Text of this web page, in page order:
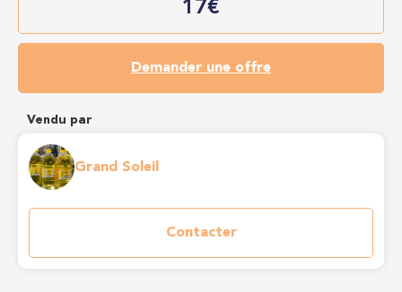
17€
Demander une offre
Vendu par
Grand Soleil
Contacter